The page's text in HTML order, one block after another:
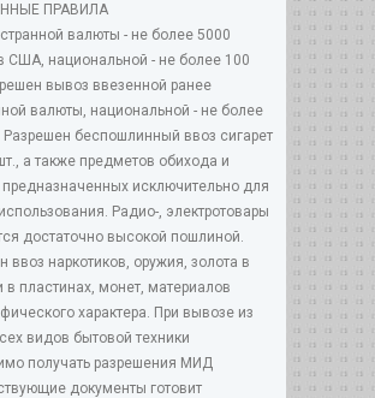
ПРАВИЛА
валюты - не более 5000
США, национальной - не более 100
вывоз ввезенной ранее
валюты, национальной - не более
Разрешен беспошлинный ввоз сигарет
а также предметов обихода и
исключительно для
Радио-, электротовары
достаточно высокой пошлиной.
ввоз наркотиков, оружия, золота в
в пластинах, монет, материалов
характера. При вывозе из
видов бытовой техники
получать разрешения МИД
документы готовит